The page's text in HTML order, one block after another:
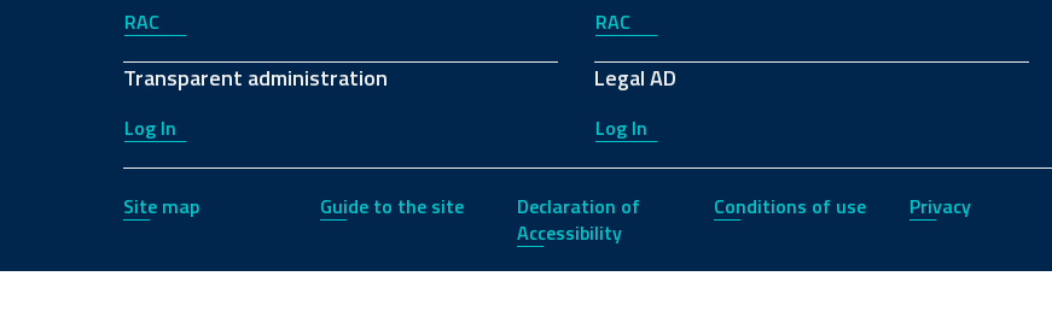
RAC
Transparent administration
Log In
RAC
Legal AD
Log In
Site map Guide to the site
Declaration of
Accessibility
Conditions of use Privacy